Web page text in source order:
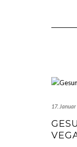
17.